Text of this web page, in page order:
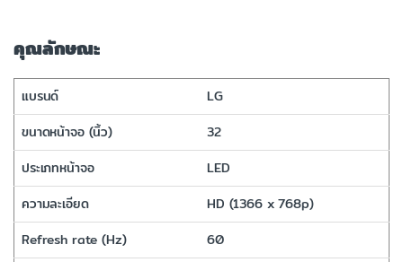
คุณลักษณะ
แบรนด์
LG
ขนาดหน้าจอ (นิ้ว)
32
ประเภทหน้าจอ
LED
ความละเอียด
HD (1366 x 768p)
Refresh rate (Hz)
60